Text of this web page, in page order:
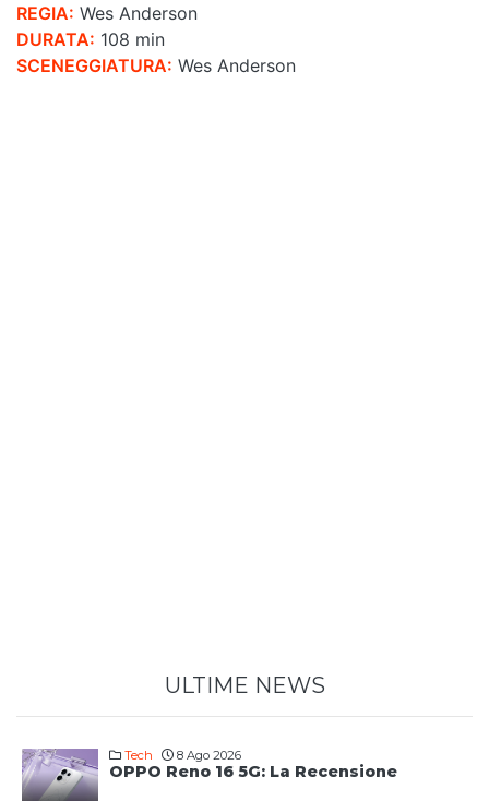
REGIA: Wes Anderson
DURATA: 108 min
SCENEGGIATURA: Wes Anderson
ULTIME NEWS
Tech 8 Ago 2026
OPPO Reno 16 5G: La Recensione